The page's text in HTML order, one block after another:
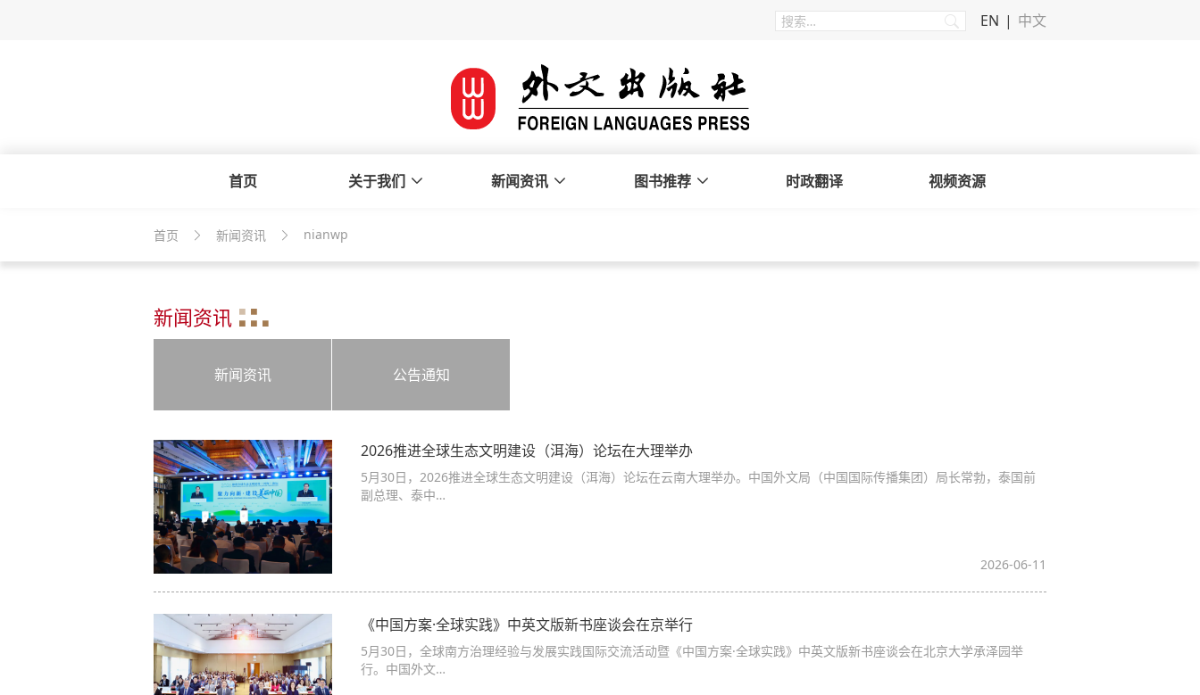
EN 中文
首页 关于我们 新闻资讯 图书推荐 时政翻译 视频资源
首页 新闻资讯 nianwp
新闻资讯
新闻资讯 公告通知
2026推进全球生态文明建设（洱海）论坛在大理举办
5月30日，2026推进全球生态文明建设（洱海）论坛在云南大理举办。中国外文局（中国国际传播集团）局长常勃，泰国前
副总理、泰中…
2026-06-11
《中国方案·全球实践》中英文版新书座谈会在京举行
5月30日，全球南方治理经验与发展实践国际交流活动暨《中国方案·全球实践》中英文版新书座谈会在北京大学承泽园举
行。中国外文…